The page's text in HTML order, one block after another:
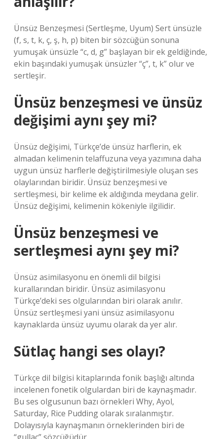
Ünsüz Benzeşmesi (Sertleşme, Uyum) Sert ünsüzle
(f, s, t, k, ç, ş, h, p) biten bir sözcüğün sonuna
yumuşak ünsüzle “c, d, g” başlayan bir ek geldiğinde,
ekin başındaki yumuşak ünsüzler “ç”, t, k” olur ve
sertleşir.
Ünsüz benzeşmesi ve ünsüz
değişimi aynı şey mi?
Ünsüz değişimi, Türkçe’de ünsüz harflerin, ek
almadan kelimenin telaffuzuna veya yazımına daha
uygun ünsüz harflerle değiştirilmesiyle oluşan ses
olaylarından biridir. Ünsüz benzeşmesi ve
sertleşmesi, bir kelime ek aldığında meydana gelir.
Ünsüz değişimi, kelimenin kökeniyle ilgilidir.
Ünsüz benzeşmesi ve
sertleşmesi aynı şey mi?
Ünsüz asimilasyonu en önemli dil bilgisi
kurallarından biridir. Ünsüz asimilasyonu
Türkçe’deki ses olgularından biri olarak anılır.
Ünsüz sertleşmesi yani ünsüz asimilasyonu
kaynaklarda ünsüz uyumu olarak da yer alır.
Sütlaç hangi ses olayı?
Türkçe dil bilgisi kitaplarında fonik başlığı altında
incelenen fonetik olgulardan biri de kaynaşmadır.
Bu ses olgusunun bazı örnekleri Why, Ayol,
Saturday, Rice Pudding olarak sıralanmıştır.
Dolayısıyla kaynaşmanın örneklerinden biri de